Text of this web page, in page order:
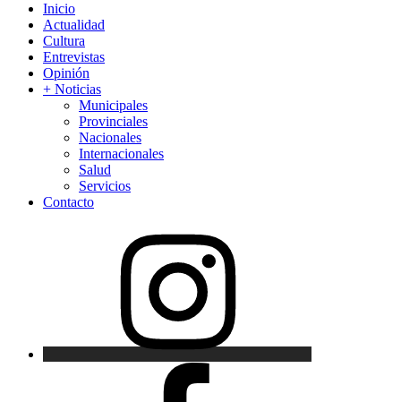
Inicio
Actualidad
Cultura
Entrevistas
Opinión
+ Noticias
Municipales
Provinciales
Nacionales
Internacionales
Salud
Servicios
Contacto